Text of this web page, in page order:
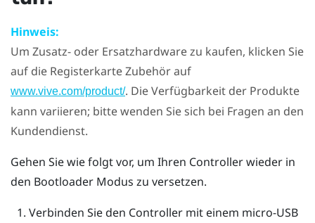
Hinweis:
Um Zusatz- oder Ersatzhardware zu kaufen, klicken Sie
auf die Registerkarte Zubehör auf
www.vive.com/product/. Die Verfügbarkeit der Produkte
kann variieren; bitte wenden Sie sich bei Fragen an den
Kundendienst.
Gehen Sie wie folgt vor, um Ihren Controller wieder in
den Bootloader Modus zu versetzen.
Verbinden Sie den Controller mit einem micro-USB